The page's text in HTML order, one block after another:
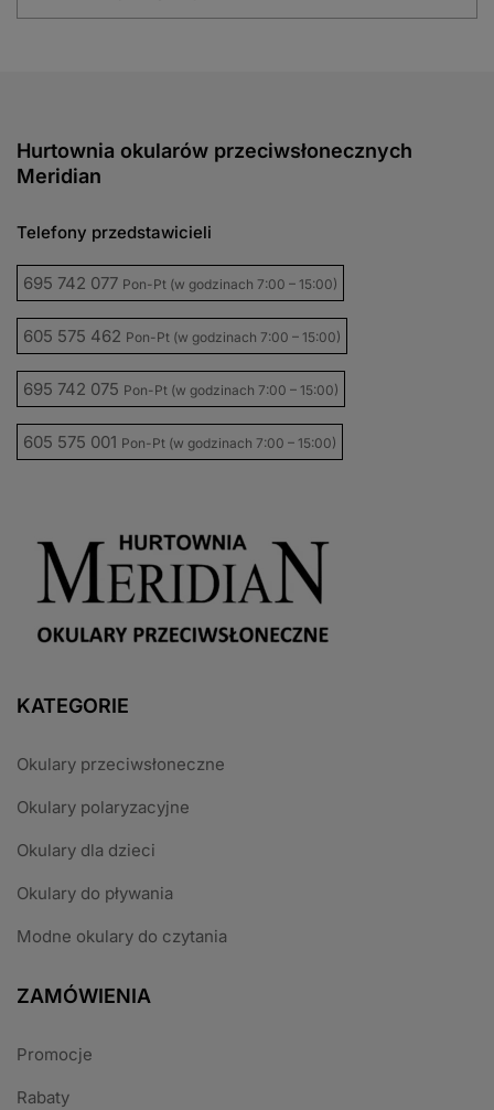
Hurtownia okularów przeciwsłonecznych
Meridian
Telefony przedstawicieli
695 742 077 Pon-Pt (w godzinach 7:00 – 15:00)
605 575 462 Pon-Pt (w godzinach 7:00 – 15:00)
695 742 075 Pon-Pt (w godzinach 7:00 – 15:00)
605 575 001 Pon-Pt (w godzinach 7:00 – 15:00)
KATEGORIE
Okulary przeciwsłoneczne
Okulary polaryzacyjne
Okulary dla dzieci
Okulary do pływania
Modne okulary do czytania
ZAMÓWIENIA
Promocje
Rabaty